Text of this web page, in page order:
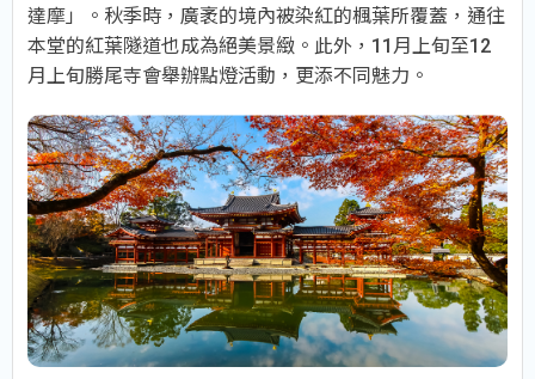
達摩」。秋季時，廣袤的境內被染紅的楓葉所覆蓋，通往
本堂的紅葉隧道也成為絕美景緻。此外，11月上旬至12
月上旬勝尾寺會舉辦點燈活動，更添不同魅力。